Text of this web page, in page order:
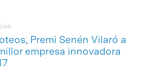
Premi Senén Vilaró a
empresa innovadora